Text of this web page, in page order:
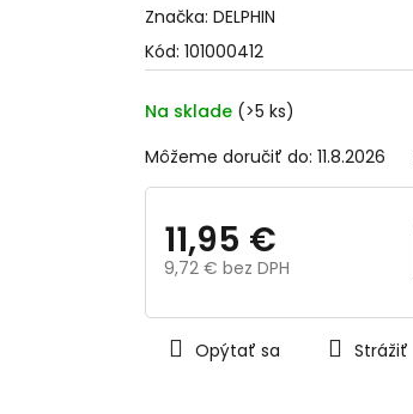
Kód: 101000412
Na sklade (>5 ks)
Môžeme doručiť do: 11.8.2026
11,95 €
9,72 € bez DPH
cena:
Opýtať sa Strážiť
produktu
0,0
5
hviezdičiek.
Značka: DELPHIN